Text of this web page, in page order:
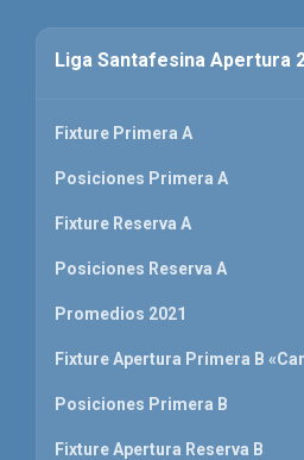
Liga Santafesina Apertura
Fixture Primera A
Posiciones Primera A
Fixture Reserva A
Posiciones Reserva A
Promedios 2021
Fixture Apertura Primera B
Posiciones Primera B
Fixture Apertura Reserva B